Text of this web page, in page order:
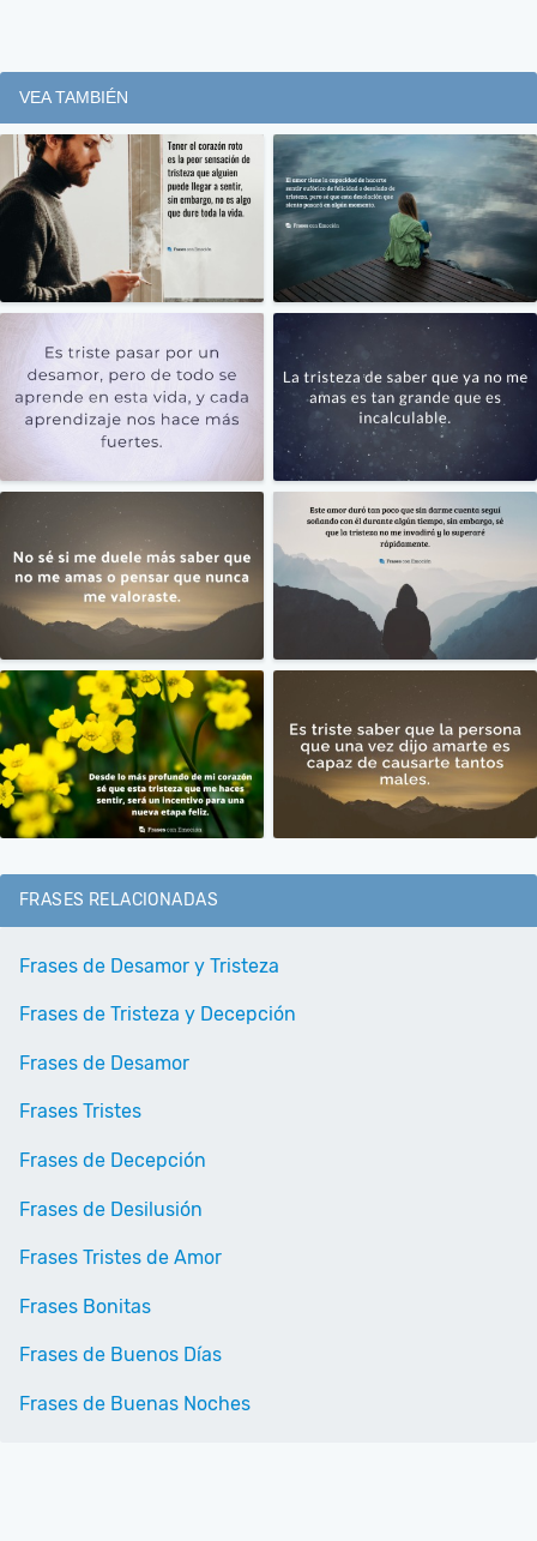
VEA TAMBIÉN
FRASES RELACIONADAS
Frases de Desamor y Tristeza
Frases de Tristeza y Decepción
Frases de Desamor
Frases Tristes
Frases de Decepción
Frases de Desilusión
Frases Tristes de Amor
Frases Bonitas
Frases de Buenos Días
Frases de Buenas Noches